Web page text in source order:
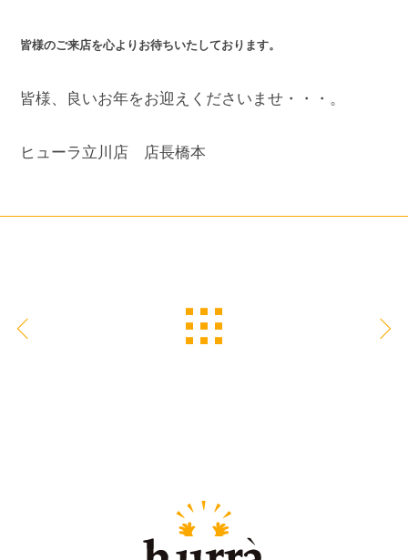
皆様のご来店を心よりお待ちいたしております。
皆様、良いお年をお迎えくださいませ・・・。
ヒューラ立川店 店長橋本